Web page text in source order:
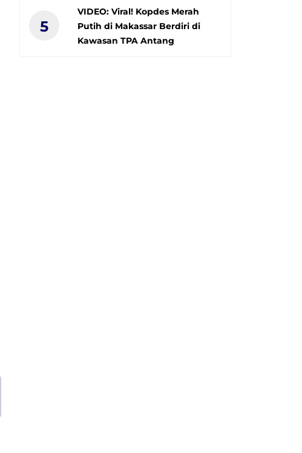
5
VIDEO: Viral! Kopdes Merah
Putih di Makassar Berdiri di
Kawasan TPA Antang